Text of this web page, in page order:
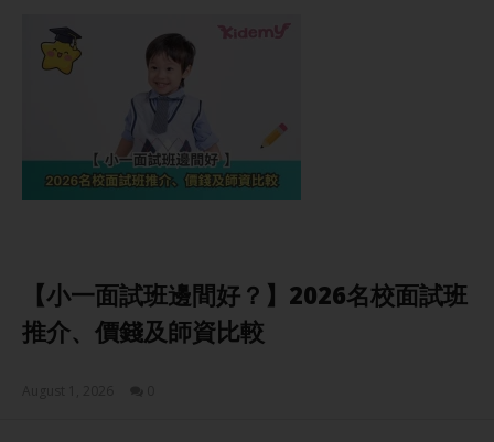
【小一面試班邊間好？】2026名校面試班
推介、價錢及師資比較